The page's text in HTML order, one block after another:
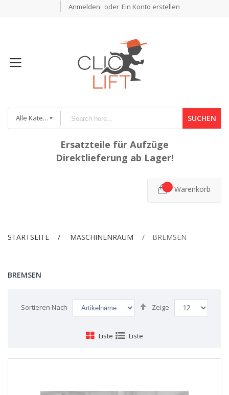
Anmelden Ein Konto erstellen
Alle Kategorien SUCHEN
Ersatzteile für Aufzüge
Direktlieferung ab Lager!
Warenkorb
STARTSEITE MASCHINENRAUM BREMSEN
BREMSEN
Sortieren Nach
Absteigend
sortieren
Zeige
Liste Liste